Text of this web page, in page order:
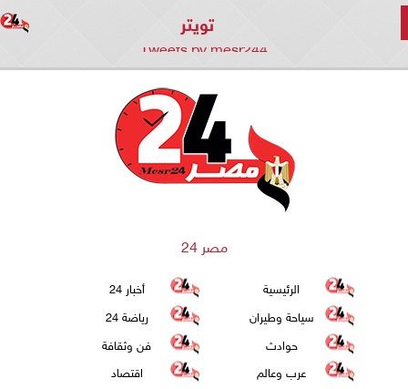
تويتر
Tweets by mesr244
مصر 24
الرئيسية
أخبار 24
سياحة وطيران
رياضة 24
حوادث
فن وثقافة
عرب وعالم
اقتصاد